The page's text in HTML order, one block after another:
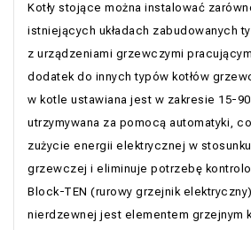
Kotły stojące można instalować
istniejących układach zabudowanych
z urządzeniami grzewczymi
dodatek do innych typów kotłów
w kotle ustawiana jest w zakresie 15-
utrzymywana za pomocą automatyki,
zużycie energii elektrycznej w
grzewczej i eliminuje potrzebę
Block-TEN (rurowy grzejnik
nierdzewnej jest elementem grzejnym